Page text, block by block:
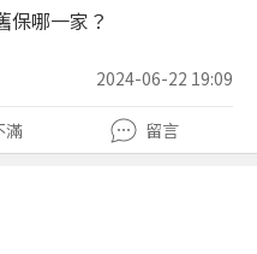
保哪一家？
2024-06-22 19:09
滿 留言